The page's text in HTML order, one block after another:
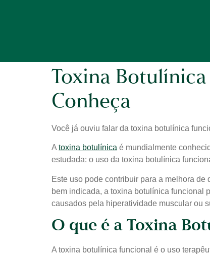
Toxina
Conheça
Você já ouviu falar da toxina botulínica
A toxina botulínica é mundialmente
estudada: o uso da toxina botulínica
Este uso pode contribuir para a melhora
bem indicada, a toxina botulínica funcional
causados pela hiperatividade muscular ou
O que é a Toxina
A toxina botulínica funcional é o uso